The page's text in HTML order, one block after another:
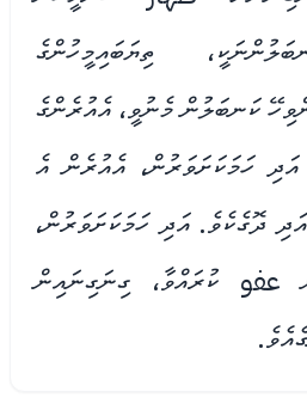
ތިޔަބައިމީހުންގެ
ކަނބަލުން މެނުވީ، އެއުރެންގެ
ހަމަކަށަވަރުން، އެއުރެން އެ
ދޮގެކެވެ. އަދި ހަމަކަށަވަރުން،
عفو ކުރައްވާ، ގިނަގިނައިން